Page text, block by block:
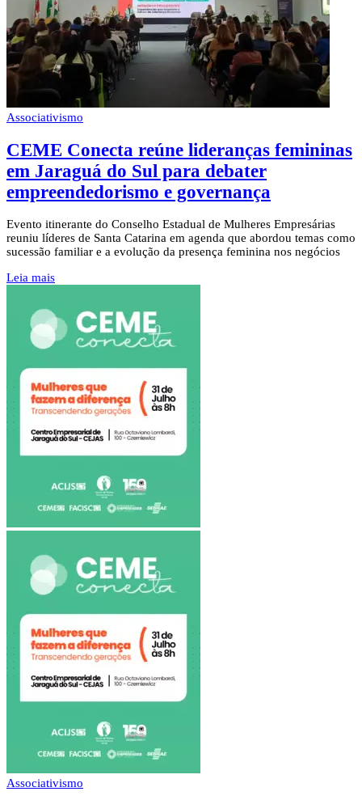
Associativismo
CEME Conecta reúne lideranças femininas
em Jaraguá do Sul para debater
empreendedorismo e governança
Evento itinerante do Conselho Estadual de Mulheres Empresárias
reuniu líderes de Santa Catarina em agenda que abordou temas como
sucessão familiar e a evolução da presença feminina nos negócios
Leia mais
Associativismo